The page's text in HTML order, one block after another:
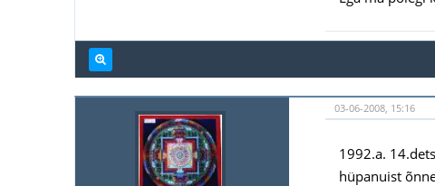
03-06-2008, 15:16
1992.a.
hüpanuist